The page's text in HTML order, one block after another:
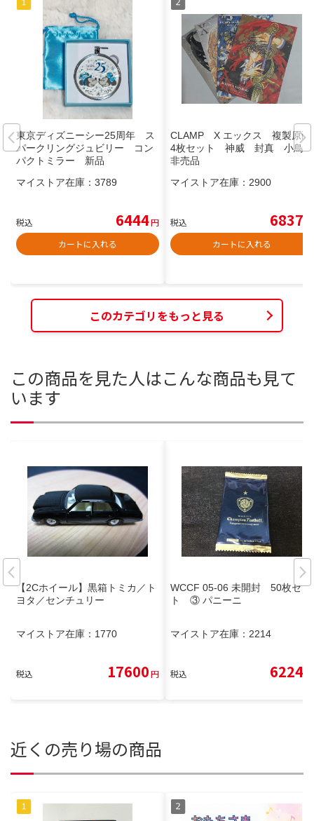
東京ディズニーシー25周年 ス
パークリングジュビリー コン
パクトミラー 新品
マイストア在庫： 3789
税込 6444円
カートに入れる
CLAMP X エックス 複製原画
4枚セット 神威 封真 小鳥
非売品
マイストア在庫： 2900
税込 6837
カートに入れる
このカテゴリをもっと見る
この商品を見た人はこんな商品も見て
います
【2Cホイール】黒箱トミカ／ト
ヨタ／センチュリー
マイストア在庫： 1770
税込 17600円
WCCF 05-06 未開封 50枚セッ
ト ③ パニーニ
マイストア在庫： 2214
税込 6224
近くの売り場の商品